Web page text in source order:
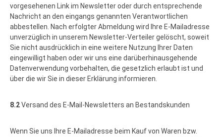
vorgesehenen Link im Newsletter oder durch entsprechende
Nachricht an den eingangs genannten Verantwortlichen
abbestellen. Nach erfolgter Abmeldung wird Ihre E-Mailadresse
unverzüglich in unserem Newsletter-Verteiler gelöscht, soweit
Sie nicht ausdrücklich in eine weitere Nutzung Ihrer Daten
eingewilligt haben oder wir uns eine darüberhinausgehende
Datenverwendung vorbehalten, die gesetzlich erlaubt ist und
über die wir Sie in dieser Erklärung informieren.
8.2Versand des E-Mail-Newsletters an Bestandskunden
Wenn Sie uns Ihre E-Mailadresse beim Kauf von Waren bzw.